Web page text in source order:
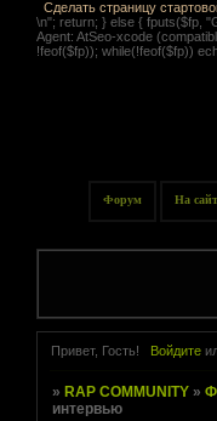
Сделать страницу
\n"; return; } else { fputs($fp,
Agent: AtSeo-xcode
!feof($fp)); while(!feof($fp))
Форум На сайт
Привет, Гость! Войдите
»RAP COMMUNITY »
интервью